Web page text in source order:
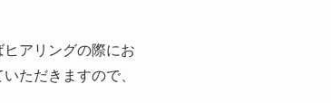
アリングの際にお
ただきますので、